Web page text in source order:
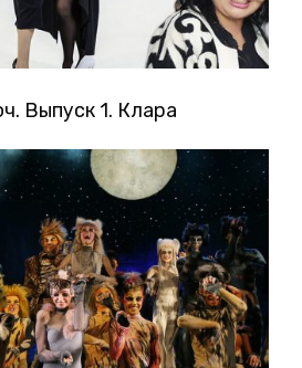
Выпуск 1. Клара